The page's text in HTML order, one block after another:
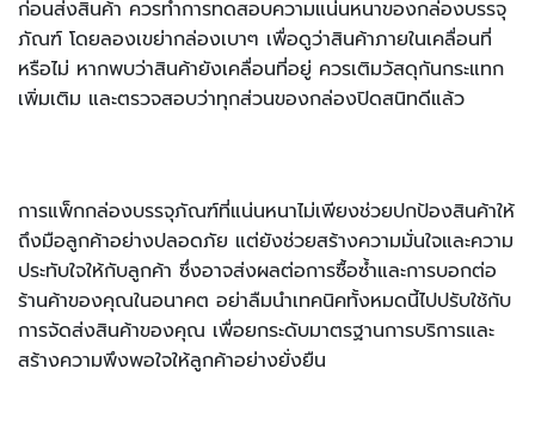
ก่อนส่งสินค้า ควรทำการทดสอบความแน่นหนาของกล่องบรรจุ
ภัณฑ์ โดยลองเขย่ากล่องเบาๆ เพื่อดูว่าสินค้าภายในเคลื่อนที่
หรือไม่ หากพบว่าสินค้ายังเคลื่อนที่อยู่ ควรเติมวัสดุกันกระแทก
เพิ่มเติม และตรวจสอบว่าทุกส่วนของกล่องปิดสนิทดีแล้ว
การแพ็กกล่องบรรจุภัณฑ์ที่แน่นหนาไม่เพียงช่วยปกป้องสินค้าให้
ถึงมือลูกค้าอย่างปลอดภัย แต่ยังช่วยสร้างความมั่นใจและความ
ประทับใจให้กับลูกค้า ซึ่งอาจส่งผลต่อการซื้อซ้ำและการบอกต่อ
ร้านค้าของคุณในอนาคต อย่าลืมนำเทคนิคทั้งหมดนี้ไปปรับใช้กับ
การจัดส่งสินค้าของคุณ เพื่อยกระดับมาตรฐานการบริการและ
สร้างความพึงพอใจให้ลูกค้าอย่างยั่งยืน